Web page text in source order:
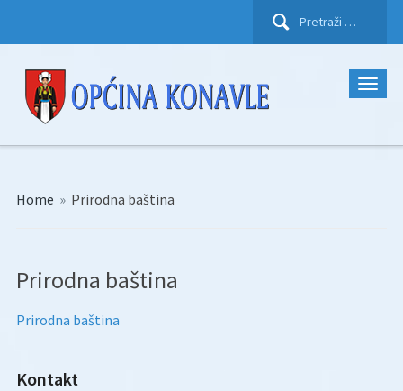
Pretraži:
Home » Prirodna baština
Prirodna baština
Prirodna baština
Kontakt